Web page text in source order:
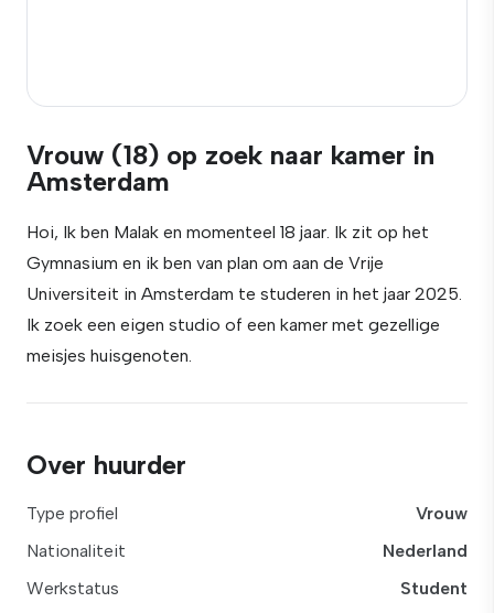
Vrouw (18) op zoek naar kamer in
Amsterdam
Hoi, Ik ben Malak en momenteel 18 jaar. Ik zit op het
Gymnasium en ik ben van plan om aan de Vrije
Universiteit in Amsterdam te studeren in het jaar 2025.
Ik zoek een eigen studio of een kamer met gezellige
meisjes huisgenoten.
Over huurder
Type profiel
Vrouw
Nationaliteit
Nederland
Werkstatus
Student